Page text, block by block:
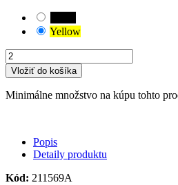
Yellow
Vložiť do košíka
Minimálne množstvo na kúpu tohto
Popis
Detaily produktu
Kód: 211569A